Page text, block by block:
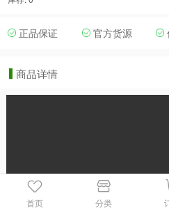
正品保证 官方货源
商品详情
首页 分类